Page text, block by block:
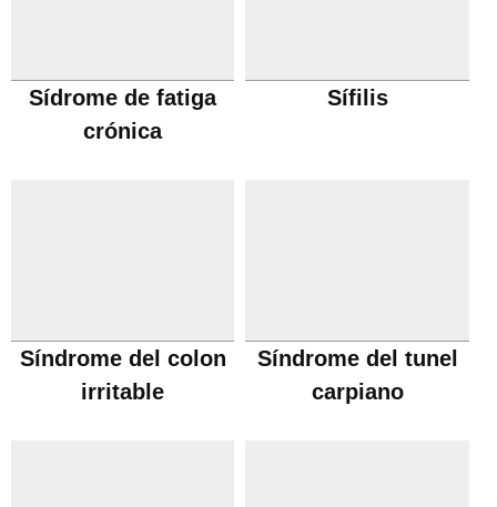
Sídrome de fatiga
crónica
Sífilis
Síndrome del colon
irritable
Síndrome del tunel
carpiano